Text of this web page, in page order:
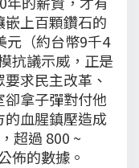
上百顆鑽石的
元（約台幣9千4
抗議示威，正是
求民主改革、
卻拿子彈對付他
血腥鎮壓造成
超過 800 ~
佈的數據。